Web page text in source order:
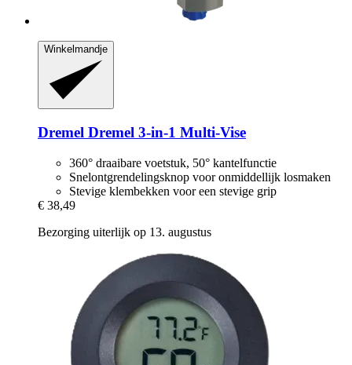
Winkelmandje
Dremel Dremel 3-​in-​1 Multi-​Vise
360° draaibare voetstuk, 50° kantelfunctie
Snelontgrendelingsknop voor onmiddellijk losmaken
Stevige klembekken voor een stevige grip
€ 38,49
Bezorging uiterlijk op 13. augustus